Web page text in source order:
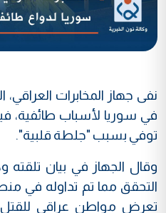
نفى جهاز المخابرات
في سوريا لأسباب طائفية،
توفي بسبب "جلطة قلبية".
وقال الجهاز في بيان تلقته
التحقق مما تم تداوله في
تعرض مواطن عراقي